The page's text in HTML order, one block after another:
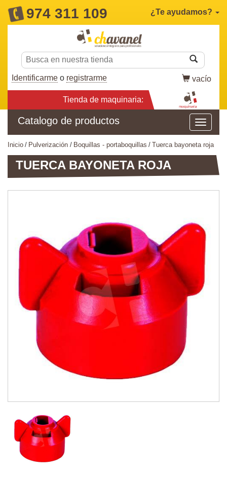
974 311 109 ¿Te ayudamos?
Identificarme o registrarme vacío
Tienda de maquinaria:
Catalogo de productos
inicio pulverización boquillas - portaboquillas tuerca bayoneta roja
TUERCA BAYONETA ROJA